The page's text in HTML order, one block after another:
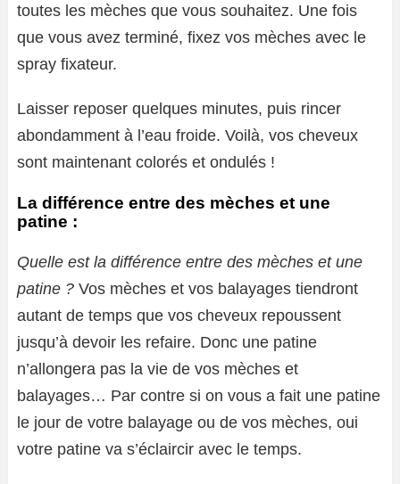
toutes les mèches que vous souhaitez. Une fois
que vous avez terminé, fixez vos mèches avec le
spray fixateur.
Laisser reposer quelques minutes, puis rincer
abondamment à l’eau froide. Voilà, vos cheveux
sont maintenant colorés et ondulés !
La différence entre des mèches et une
patine :
Quelle est la différence entre des mèches et une
patine ? Vos mèches et vos balayages tiendront
autant de temps que vos cheveux repoussent
jusqu’à devoir les refaire. Donc une patine
n’allongera pas la vie de vos mèches et
balayages… Par contre si on vous a fait une patine
le jour de votre balayage ou de vos mèches, oui
votre patine va s’éclaircir avec le temps.